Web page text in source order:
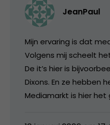
JeanPaul
Mijn ervaring is dat
Volgens mij scheelt
De it’s hier is
Dixons. En ze hebben
Mediamarkt is hier